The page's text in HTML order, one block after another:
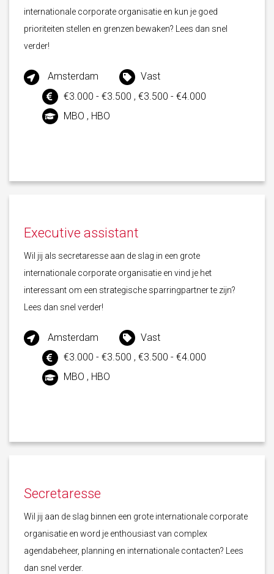
internationale corporate organisatie en kun je goed
prioriteiten stellen en grenzen bewaken? Lees dan snel
verder!
Amsterdam
Vast
€3.000 - €3.500 , €3.500 - €4.000
MBO , HBO
Executive assistant
Wil jij als secretaresse aan de slag in een grote
internationale corporate organisatie en vind je het
interessant om een strategische sparringpartner te zijn?
Lees dan snel verder!
Amsterdam
Vast
€3.000 - €3.500 , €3.500 - €4.000
MBO , HBO
Secretaresse
Wil jij aan de slag binnen een grote internationale corporate
organisatie en word je enthousiast van complex
agendabeheer, planning en internationale contacten? Lees
dan snel verder.